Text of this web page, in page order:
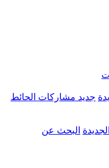
جديد مشاركات الحائط
البحث عن